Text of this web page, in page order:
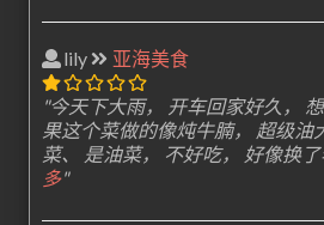
lily 亚海美食
"今天下大雨， 开车回家好久，
果这个菜做的像炖牛腩， 超级油
菜、 是油菜， 不好吃， 好像换了
多"